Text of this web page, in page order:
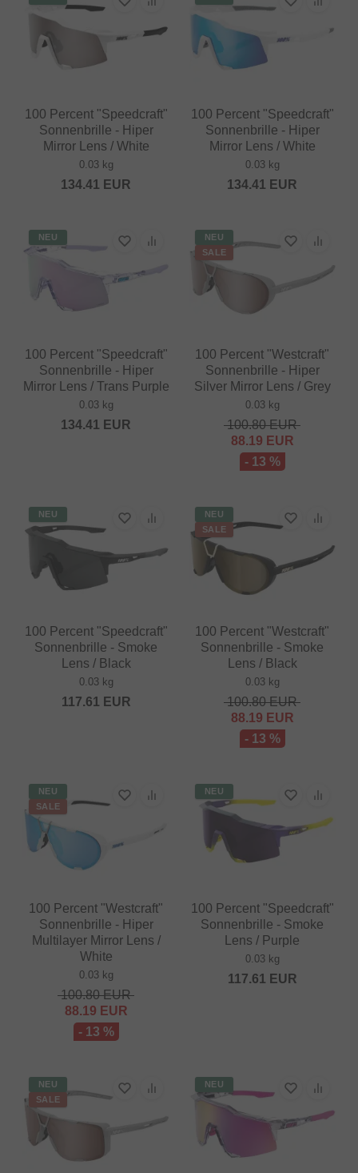
100 Percent "Speedcraft"
Sonnenbrille - Hiper
Mirror Lens / White
0.03 kg
134.41 EUR
100 Percent "Speedcraft"
Sonnenbrille - Hiper
Mirror Lens / White
0.03 kg
134.41 EUR
NEU
100 Percent "Speedcraft"
Sonnenbrille - Hiper
Mirror Lens / Trans Purple
0.03 kg
134.41 EUR
NEU
SALE
100 Percent "Westcraft"
Sonnenbrille - Hiper
Silver Mirror Lens / Grey
0.03 kg
100.80EUR
88.19 EUR
- 13 %
NEU
100 Percent "Speedcraft"
Sonnenbrille - Smoke
Lens / Black
0.03 kg
117.61 EUR
NEU
SALE
100 Percent "Westcraft"
Sonnenbrille - Smoke
Lens / Black
0.03 kg
100.80EUR
88.19 EUR
- 13 %
NEU
SALE
100 Percent "Westcraft"
Sonnenbrille - Hiper
Multilayer Mirror Lens /
White
0.03 kg
100.80EUR
88.19 EUR
- 13 %
NEU
100 Percent "Speedcraft"
Sonnenbrille - Smoke
Lens / Purple
0.03 kg
117.61 EUR
NEU
SALE
NEU